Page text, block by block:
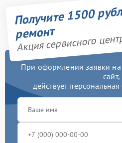
Получите 1500
ремонт
Акция сервисного
При оформлении заявки на
сайт,
действует